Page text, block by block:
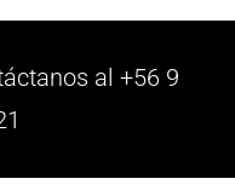
al +56 9